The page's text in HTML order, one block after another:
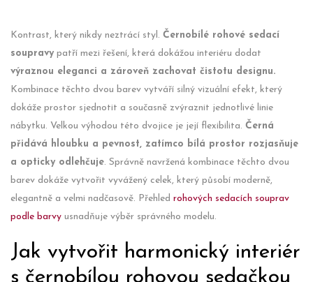
Kontrast, který nikdy neztrácí styl. Černobílé rohové sedací
soupravy patří mezi řešení, která dokážou interiéru dodat
výraznou eleganci a zároveň zachovat čistotu designu.
Kombinace těchto dvou barev vytváří silný vizuální efekt, který
dokáže prostor sjednotit a současně zvýraznit jednotlivé linie
nábytku. Velkou výhodou této dvojice je její flexibilita. Černá
přidává hloubku a pevnost, zatímco bílá prostor rozjasňuje
a opticky odlehčuje. Správně navržená kombinace těchto dvou
barev dokáže vytvořit vyvážený celek, který působí moderně,
elegantně a velmi nadčasově. Přehled rohových sedacích souprav
podle barvy usnadňuje výběr správného modelu.
Jak vytvořit harmonický interiér
s černobílou rohovou sedačkou